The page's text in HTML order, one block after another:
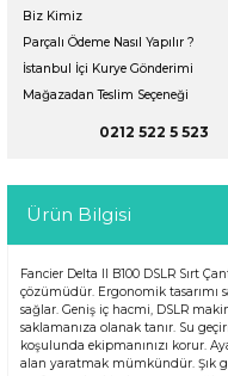
Biz Kimiz
Parçalı Ödeme Nasıl Yapılır ?
İstanbul İçi Kurye Gönderimi
Mağazadan Teslim Seçeneği
0212 522 5 523
Ürün Bilgisi
Fancier Delta II B100 DSLR Sırt
çözümüdür. Ergonomik tasarımı
sağlar. Geniş iç hacmi, DSLR
saklamanıza olanak tanır. Su
koşulunda ekipmanınızı korur.
alan yaratmak mümkündür. Şık